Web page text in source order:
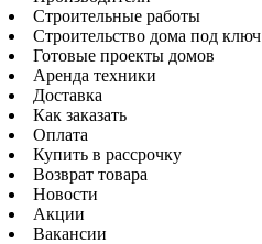
Строительные работы
Строительство дома под ключ
Готовые проекты домов
Аренда техники
Доставка
Как заказать
Оплата
Купить в рассрочку
Возврат товара
Новости
Акции
Вакансии